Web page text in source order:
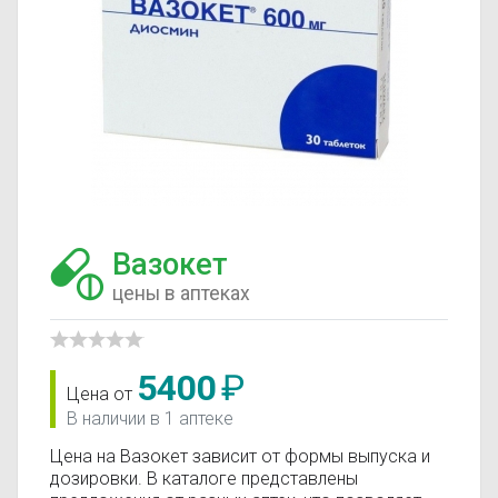
Вазокет
цены в аптеках
Цена от 5400₽
В наличии в 1 аптеке
Цена на Вазокет зависит от формы выпуска и
дозировки. В каталоге представлены